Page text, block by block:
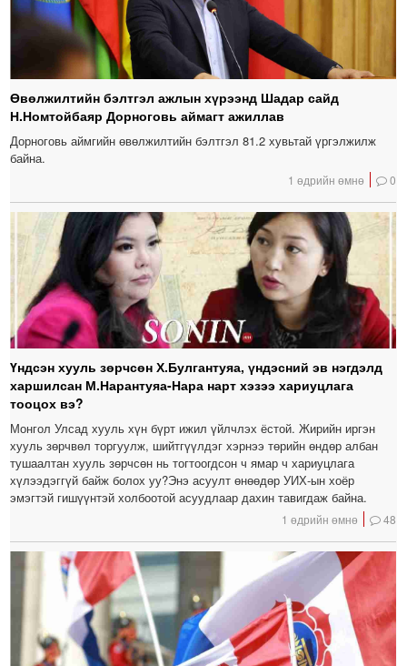
Өвөлжилтийн бэлтгэл ажлын хүрээнд Шадар сайд
Н.Номтойбаяр Дорноговь аймагт ажиллав
Дорноговь аймгийн өвөлжилтийн бэлтгэл 81.2 хувьтай үргэлжилж
байна.
1 өдрийн өмнө 0
Үндсэн хууль зөрчсөн Х.Булгантуяа, үндэсний эв нэгдэлд
харшилсан М.Нарантуяа-Нара нарт хэзээ хариуцлага
тооцох вэ?
Монгол Улсад хууль хүн бүрт ижил үйлчлэх ёстой. Жирийн иргэн
хууль зөрчвөл торгуулж, шийтгүүлдэг хэрнээ төрийн өндөр албан
тушаалтан хууль зөрчсөн нь тогтоогдсон ч ямар ч хариуцлага
хүлээдэггүй байж болох уу?Энэ асуулт өнөөдөр УИХ-ын хоёр
эмэгтэй гишүүнтэй холбоотой асуудлаар дахин тавигдаж байна.
1 өдрийн өмнө 48